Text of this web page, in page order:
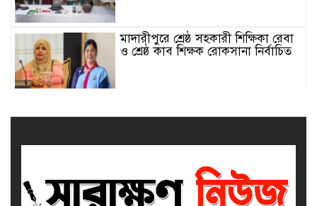
মাদারীপুরে শ্রেষ্ঠ সহকারী শিক্ষিকা রেবা
ও শ্রেষ্ঠ কাব শিক্ষক রোকসানা নির্বাচিত
শিবচরের সেলিনা
মাদারীপুর জেলার শ্রেষ্ঠ প্রধান শিক্ষক
নির্বাচিত হলেন শিবচরের ইদ্রিশ আলী